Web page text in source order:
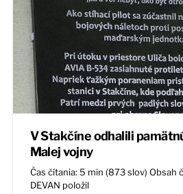
V Stakčíne odhalili
Malej vojny
Čas čítania: 5 min (873 slov) Obsah
DEVAN položil